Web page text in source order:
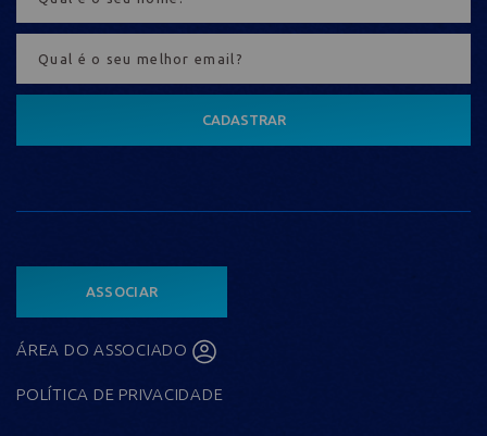
CADASTRAR
ASSOCIAR
ÁREA DO ASSOCIADO
POLÍTICA DE PRIVACIDADE